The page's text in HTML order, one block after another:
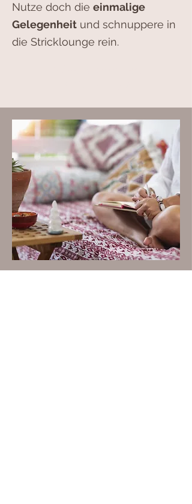
Nutze doch die einmalige
Gelegenheit und schnuppere in
die Stricklounge rein.